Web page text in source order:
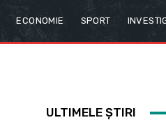
ECONOMIE SPORT
ULTIMELE ȘTIRI